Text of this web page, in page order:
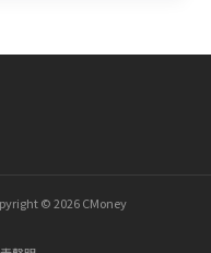
© 2026 CMoney